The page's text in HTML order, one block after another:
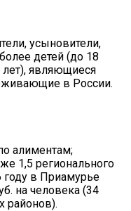
усыновители,
детей (до 18
лет), являющиеся
в России.
алиментам;
1,5 регионального
в Приамурье
на человека (34
районов).